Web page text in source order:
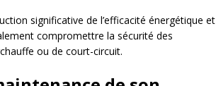
significative de l’efficacité énergétique et
compromettre la sécurité des
ou de court-circuit.